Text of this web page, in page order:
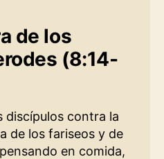
de los
(8:14-
discípulos contra la
de los fariseos y de
en comida,